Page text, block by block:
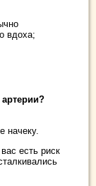
вдоха;
начеку.
есть риск